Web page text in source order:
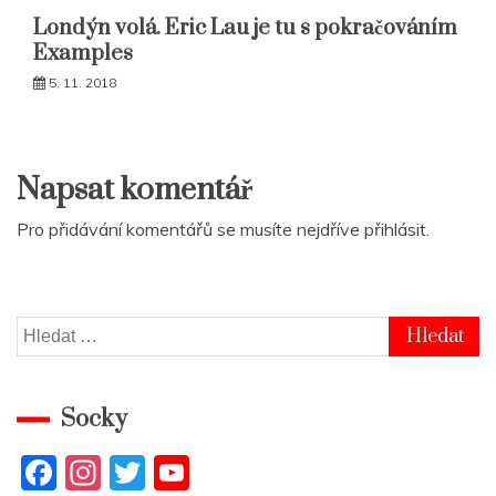
Londýn volá. Eric Lau je tu s pokračováním
Examples
5. 11. 2018
Napsat komentář
Pro přidávání komentářů se musíte nejdříve přihlásit.
Vyhledávání
Socky
F
In T